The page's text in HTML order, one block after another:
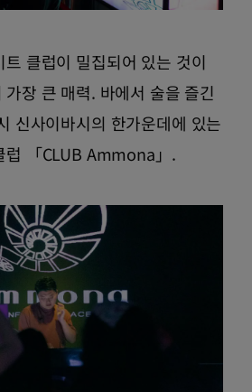
클럽이 밀집되어 있는 것이
장 큰 매력. 바에서 술을 즐긴
신사이바시의 한가운데에 있는
럽 「CLUB Ammona」.